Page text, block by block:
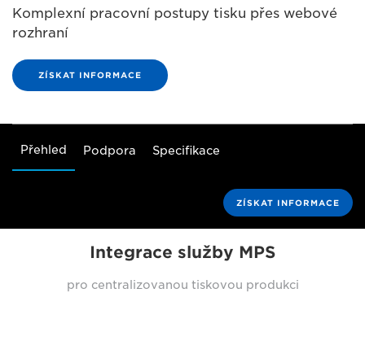
Komplexní pracovní postupy tisku přes webové
rozhraní
ZÍSKAT INFORMACE
Přehled Podpora Specifikace
ZÍSKAT INFORMACE
Integrace služby MPS
pro centralizovanou tiskovou produkci